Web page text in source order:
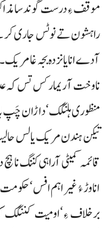
موقف ءِ درست گوندسا
آدے انا یانزدہ بجہ غا
نا وخت آ ریمارکس تس کہ
منظوری ہلنگک‘داڑان چَپ
تیکن ہندن مریک یا لس
قائمہ کمیٹی آراہی کننگ
انا وڑ ءُ غیر اہم افس‘ حکومت
برخلاف ءِ‘اومیت کننگک